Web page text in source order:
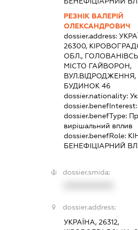
РЕЗНІК ВАЛЕРІЙ
ОЛЕКСАНДРОВИЧ
dossier.address:
26300,
ОБЛ.,
МІСТО ГАЙВОРОН,
ВУЛ.ВІДРОДЖЕННЯ,
БУДИНОК 46
dossier.nationality:
dossier.benefType:
вирішальний вплив
dossier.benefRole:
БЕНЕФІЦІАРНИЙ
dossier.smida:
dossier.address:
УКРАЇНА, 26312,